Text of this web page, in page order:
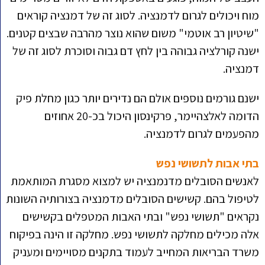
מוח ויכולים לגרום לדמנציה. לסוג זה של דמנציה קוראים
"שיטיון רב אוטמי" משום שהוא נוצר מהרבה שבצים קטנים.
ישנה קורלציה גבוהה בין לחץ דם גבוה וסוכרת לסוג זה של
דמנציה.
ישנם גורמים נוספים אולם הם נדירים יותר כגון מחלת פיק
הדומה לאלצהיימר, פרקינסון היכול בכ-20 אחוזים
מהפעמים לגרום לדמנציה.
בתי אבות לתשושי נפש
לאנשים הסובלים מדנמנציה יש למצוא מסגרת המותאמת
לטיפול בהם. קשישים הסובלים מדמנציה בצורותיה השונות
נקראים "תשושי נפש" ובתי האבות המטפלים בקשישים
אלה מכילים מחלקה לתשושי נפש. מחלקה זו הינה בפיקוח
משרד הבריאות המחייב לעמוד בתקנים מסויימים ומעניק